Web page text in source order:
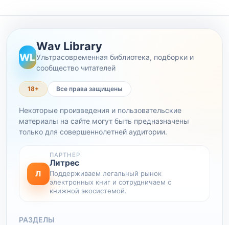
WL
Wav Library
Ультрасовременная библиотека, подборки и
сообщество читателей
18+ Все права защищены
Некоторые произведения и пользовательские
материалы на сайте могут быть предназначены
только для совершеннолетней аудитории.
Л
ПАРТНЕР
Литрес
Поддерживаем легальный рынок
электронных книг и сотрудничаем с
книжной экосистемой.
РАЗДЕЛЫ